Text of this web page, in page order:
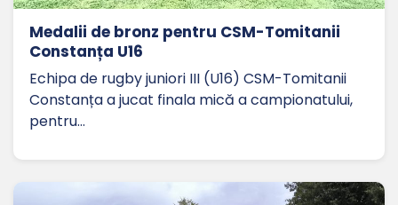
Medalii de bronz pentru CSM-Tomitanii
Constanța U16
Echipa de rugby juniori III (U16) CSM-Tomitanii
Constanța a jucat finala mică a campionatului,
pentru…